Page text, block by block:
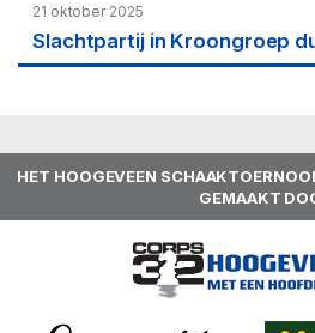
21 oktober 2025
Slachtpartij in Kroongroep
HET HOOGEVEEN
GEMAAKT